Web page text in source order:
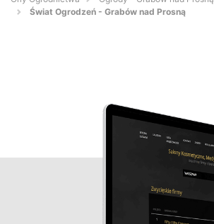
Świat Ogrodzeń - Grabów nad Prosną